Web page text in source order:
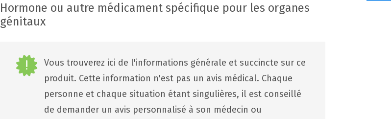
Hormone ou autre médicament spécifique pour les organes
génitaux
Vous trouverez ici de l'informations générale et succincte sur ce
produit. Cette information n'est pas un avis médical. Chaque
personne et chaque situation étant singulières, il est conseillé
de demander un avis personnalisé à son médecin ou